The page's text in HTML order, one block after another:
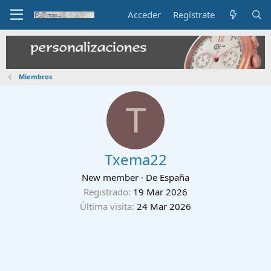
Acceder Regístrate
Miembros
T
Txema22
New member · De España
Registrado 19 Mar 2026
Última visita 24 Mar 2026